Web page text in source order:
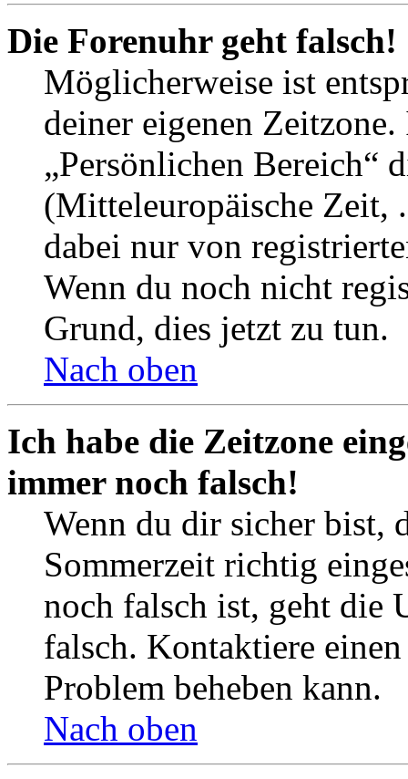
Die Forenuhr geht falsch!
Möglicherweise ist
deiner eigenen
„Persönlichen Bereich“
(Mitteleuropäische Zeit,
dabei nur von
Wenn du noch nicht
Grund, dies jetzt zu tun.
Nach oben
Ich habe die Zeitzone
immer noch falsch!
Wenn du dir sicher bist,
Sommerzeit richtig
noch falsch ist, geht die
falsch. Kontaktiere
Problem beheben kann.
Nach oben